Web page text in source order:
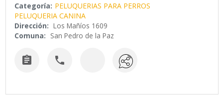
Categoría: PELUQUERIAS PARA PERROS
PELUQUERIA CANINA
Dirección: Los Mañíos 1609
Comuna: San Pedro de la Paz
 